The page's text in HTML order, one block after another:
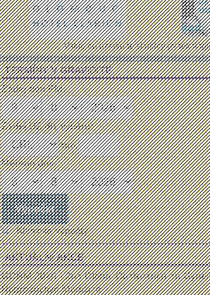
AKTUÁLNÍ AKCE
GORM 2026 - 2nd Global Conference on
Reproductive Medicine
TERMÍNY V GRAVIDITĚ
Zadej den PM:
Zadej UZ dle výběru:
mm:
Měřeno dne:
Klasické výpočty
Vstup do uzavřené skupiny